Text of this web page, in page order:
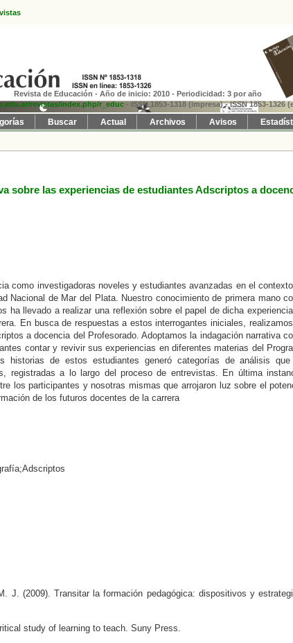
Revista de Educación - Año de inicio: 2010 - Periodicidad: 3 por año
revistas/index.php/r_educ - ISSN 1853-1318 (impresa) - ISSN 1853-1326
Buscar Actual Archivos Avisos
sobre las experiencias de estudiantes Adscriptos a
como investigadoras noveles y estudiantes avanzadas en el
Nacional de Mar del Plata. Nuestro conocimiento de primera mano
ha llevado a realizar una reflexión sobre el papel de dicha
En busca de respuestas a estos interrogantes iniciales,
a docencia del Profesorado. Adoptamos la indagación narrativa
contar y revivir sus experiencias en diferentes materias del
historias de estos estudiantes generó categorías de análisis
registradas a lo largo del proceso de entrevistas. En última
los participantes y nosotras mismas que arrojaron luz sobre el
de los futuros docentes de la carrera
J. (2009). Transitar la formación pedagógica: dispositivos y
study of learning to teach. Suny Press.